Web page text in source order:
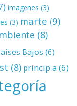
imagenes (3)
(3) marte (9)
(8)
Bajos (6)
(8) principia(6)